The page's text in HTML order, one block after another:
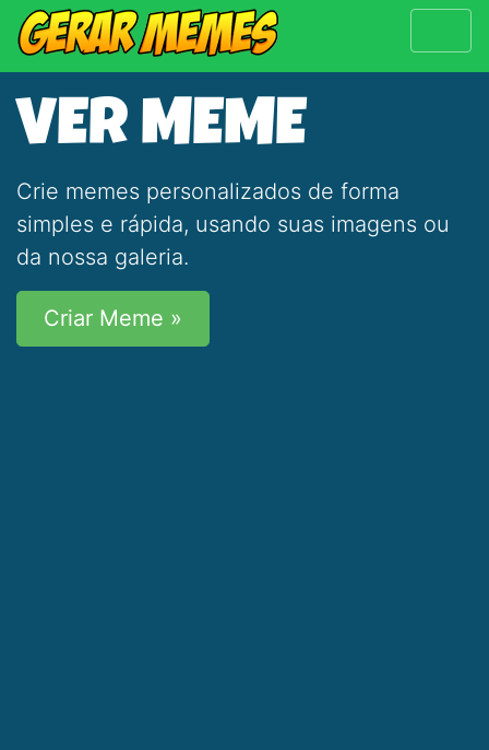
VER MEME
Crie memes personalizados de forma
simples e rápida, usando suas imagens ou
da nossa galeria.
Criar Meme »